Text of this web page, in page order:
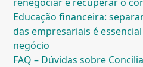
Educação financeira:
das empresariais é
negócio
FAQ – Dúvidas sobre